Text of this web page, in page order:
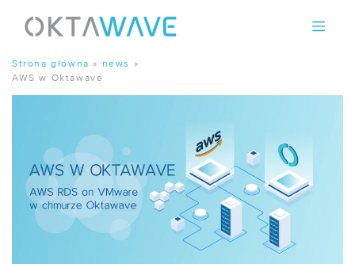
content
Strona główna » news
»
AWS w Oktawave